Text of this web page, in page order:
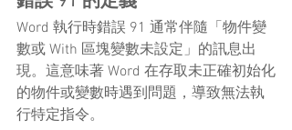
Word 執行時錯誤 91 通常伴隨「物件變
數或 With 區塊變數未設定」的訊息出
現。這意味著 Word 在存取未正確初始化
的物件或變數時遇到問題，導致無法執
行特定指令。